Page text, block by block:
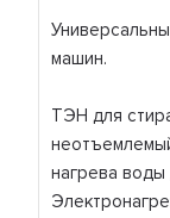
машин.
ТЭН для
нагрева